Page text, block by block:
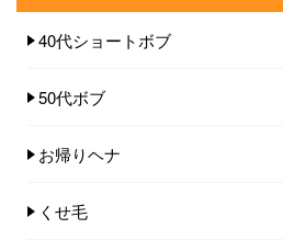
40代ショートボブ
50代ボブ
お帰りヘナ
くせ毛